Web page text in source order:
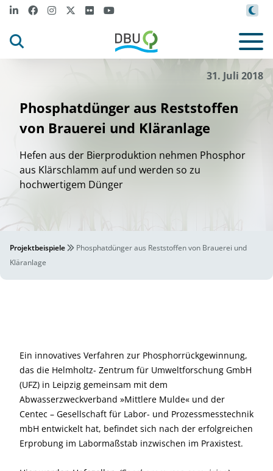
31. Juli 2018
Phosphatdünger aus Reststoffen
von Brauerei und Kläranlage
Hefen aus der Bierproduktion nehmen Phosphor
aus Klärschlamm auf und werden so zu
hochwertigem Dünger
Projektbeispiele
Phosphatdünger aus Reststoffen von Brauerei und
Kläranlage
Ein innovatives Verfahren zur Phosphorrückgewinnung,
das die Helmholtz- Zentrum für Umweltforschung GmbH
(UFZ) in Leipzig gemeinsam mit dem
Abwasserzweckverband »Mittlere Mulde« und der
Centec – Gesellschaft für Labor- und Prozessmesstechnik
mbH entwickelt hat, befindet sich nach der erfolgreichen
Erprobung im Labormaßstab inzwischen im Praxistest.